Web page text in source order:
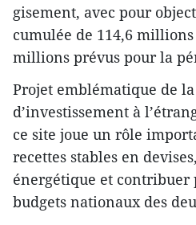
gisement, avec pour
cumulée de 114,6
millions prévus pour la
Projet emblématique de
d’investissement à
ce site joue un rôle
recettes stables en
énergétique et contribuer
budgets nationaux des